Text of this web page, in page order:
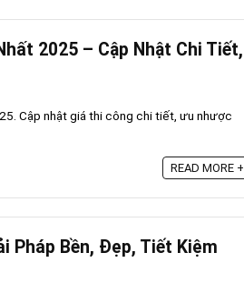
2025 – Cập Nhật Chi Tiết,
Cập nhật giá thi công chi tiết, ưu nhược
READ MORE +
Pháp Bền, Đẹp, Tiết Kiệm